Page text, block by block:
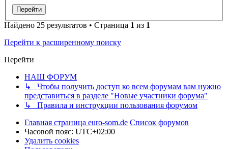
Найдено 25 результатов • Страница 1 из 1
Перейти к расширенному поиску
Перейти
НАШ ФОРУМ
↳ Чтобы получить доступ ко всем форумам вам нужно
представиться в разделе "Новые участники форума"
↳ Правила и инструкции пользования форумом
Главная страница euro-som.de Список форумов
Часовой пояс: UTC+02:00
Удалить cookies